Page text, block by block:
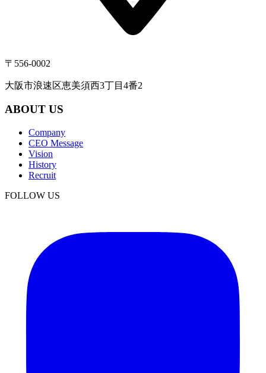
〒556-0002
大阪市浪速区恵美須西3丁目4番2
ABOUT US
Company
CEO Message
Vision
History
Recruit
FOLLOW US